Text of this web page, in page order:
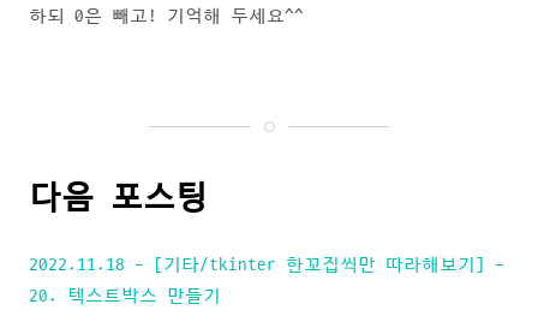
하되 0은 빼고! 기억해 두세요^^
다음 포스팅
2022.11.18 - [기타/tkinter 한꼬집씩만 따라해보기] -
20. 텍스트박스 만들기